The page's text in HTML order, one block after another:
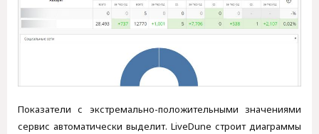
Показатели с экстремально-положительными значениями
сервис автоматически выделит. LiveDune строит диаграммы